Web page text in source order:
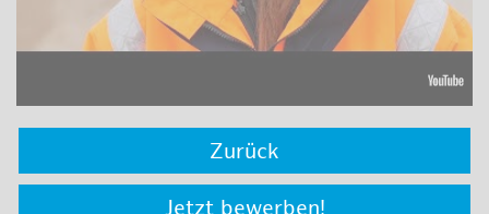
Zurück
Jetzt bewerben!